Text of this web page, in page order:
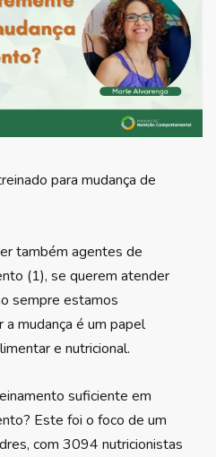
para mudança de
também agentes de
(1), se querem atender
sempre estamos
mudança é um papel
e nutricional.
suficiente em
Este foi o foco de um
com 3094 nutricionistas